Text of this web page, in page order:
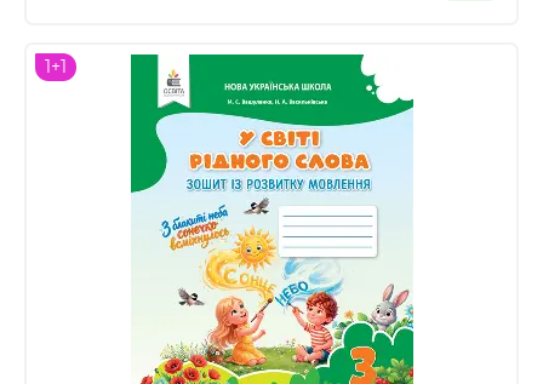
1+1